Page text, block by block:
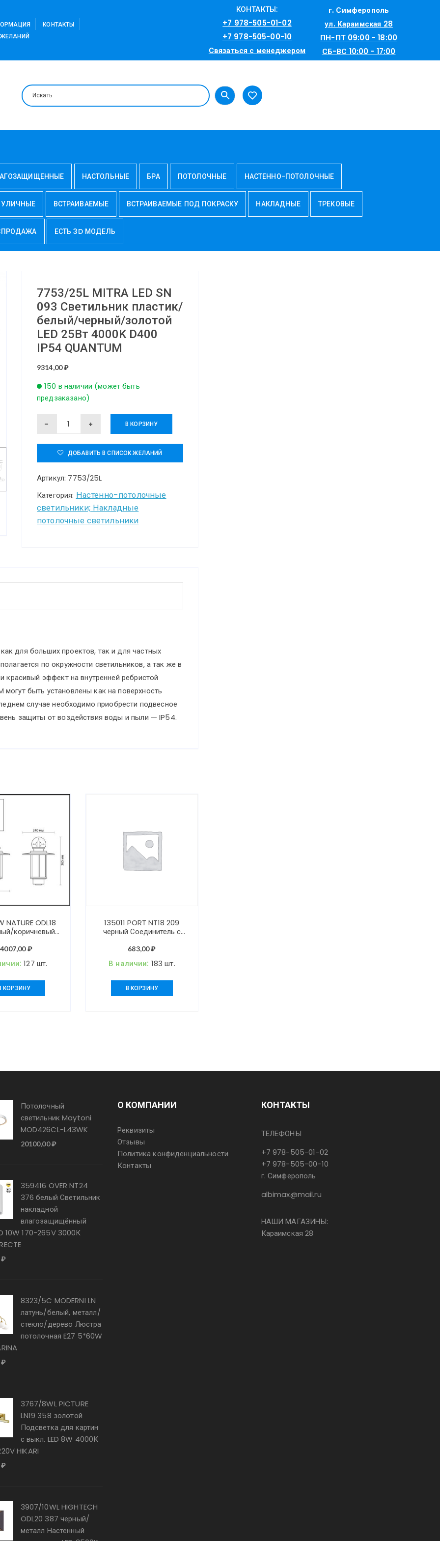
КОНТАКТЫ
КОНТАКТЫ:
+7 978-505-01-02
+7 978-505-00-10
Связаться с менеджером
г. Симферополь
ул. Караимская 28
ПН-ПТ 09:00 - 18:00
СБ-ВС 10:00 - 17:00
НАСТОЛЬНЫЕ БРА ПОТОЛОЧНЫЕ НАСТЕННО-ПОТОЛОЧНЫЕ
УЛИЧНЫЕ ВСТРАИВАЕМЫЕ ВСТРАИВАЕМЫЕ ПОД ПОКРАСКУ НАКЛАДНЫЕ ТРЕКОВЫЕ
ЕСТЬ 3D МОДЕЛЬ
7753/25L MITRA LED SN
093 Светильник пластик/
белый/черный/золотой
LED 25Вт 4000K D400
IP54 QUANTUM
9314,00₽
150 в наличии (может быть
предзаказано)
Количество
7753/25L
MITRA
LED
SN
093
Светильник
IP54
QUANTUM
В КОРЗИНУ
ДОБАВИТЬ В СПИСОК ЖЕЛАНИЙ
Артикул: 7753/25L
Категория: Настенно-потолочные
светильники; Накладные
потолочные светильники
для больших проектов, так и для частных
по окружности светильников, а так же в
красивый эффект на внутренней ребристой
могут быть установлены как на поверхность
случае необходимо приобрести подвесное
защиты от воздействия воды и пыли — IP54.
NATURE ODL18
коричневый
IP54 E27 18W
₽
127 шт.
КОРЗИНУ
135011 PORT NT18 209
черный Соединитель с
образный для
трехжильного
683,00₽
В наличии: 183 шт.
В КОРЗИНУ
Потолочный
светильник Maytoni
MOD426CL-L43WK
20100,00₽
359416 OVER NT24
376 белый Светильник
накладной
влагозащищённый
10W 170-265V 3000К
₽
8323/5C MODERNI LN
латунь/белый, металл/
стекло/дерево Люстра
потолочная E27 5*60W
₽
3767/8WL PICTURE
LN19 358 золотой
Подсветка для картин
с выкл. LED 8W 4000К
HIKARI
₽
3907/10WL HIGHTECH
ODL20 387 черный/
металл Настенный
О КОМПАНИИ
Реквизиты
Отзывы
Политика конфиденциальности
Контакты
КОНТАКТЫ
ТЕЛЕФОНЫ
+7 978-505-01-02
+7 978-505-00-10
г. Симферополь
albimax@mail.ru
НАШИ МАГАЗИНЫ:
Караимская 28